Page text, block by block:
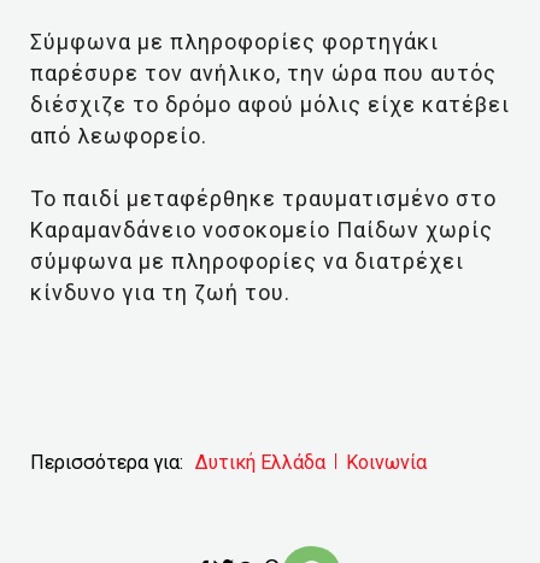
Σύμφωνα με πληροφορίες φορτηγάκι
παρέσυρε τον ανήλικο, την ώρα που αυτός
διέσχιζε το δρόμο αφού μόλις είχε κατέβει
από λεωφορείο.
Το παιδί μεταφέρθηκε τραυματισμένο στο
Καραμανδάνειο νοσοκομείο Παίδων χωρίς
σύμφωνα με πληροφορίες να διατρέχει
κίνδυνο για τη ζωή του.
Περισσότερα για: Δυτική Ελλάδα Κοινωνία